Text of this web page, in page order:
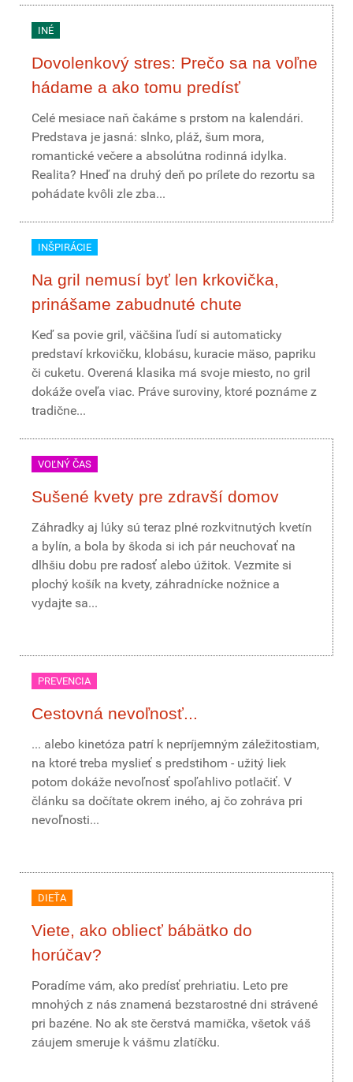
INÉ
Dovolenkový stres: Prečo sa na voľne
hádame a ako tomu predísť
Celé mesiace naň čakáme s prstom na kalendári.
Predstava je jasná: slnko, pláž, šum mora,
romantické večere a absolútna rodinná idylka.
Realita? Hneď na druhý deň po prílete do rezortu sa
pohádate kvôli zle zba...
INŠPIRÁCIE
Na gril nemusí byť len krkovička,
prinášame zabudnuté chute
Keď sa povie gril, väčšina ľudí si automaticky
predstaví krkovičku, klobásu, kuracie mäso, papriku
či cuketu. Overená klasika má svoje miesto, no gril
dokáže oveľa viac. Práve suroviny, ktoré poznáme z
tradične...
VOĽNÝ ČAS
Sušené kvety pre zdravší domov
Záhradky aj lúky sú teraz plné rozkvitnutých kvetín
a bylín, a bola by škoda si ich pár neuchovať na
dlhšiu dobu pre radosť alebo úžitok. Vezmite si
plochý košík na kvety, záhradnícke nožnice a
vydajte sa...
PREVENCIA
Cestovná nevoľnosť...
... alebo kinetóza patrí k nepríjemným záležitostiam,
na ktoré treba myslieť s predstihom - užitý liek
potom dokáže nevoľnosť spoľahlivo potlačiť. V
článku sa dočítate okrem iného, aj čo zohráva pri
nevoľnosti...
DIEŤA
Viete, ako obliecť bábätko do
horúčav?
Poradíme vám, ako predísť prehriatiu. Leto pre
mnohých z nás znamená bezstarostné dni strávené
pri bazéne. No ak ste čerstvá mamička, všetok váš
záujem smeruje k vášmu zlatíčku.